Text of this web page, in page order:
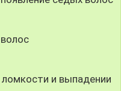
и выпадении